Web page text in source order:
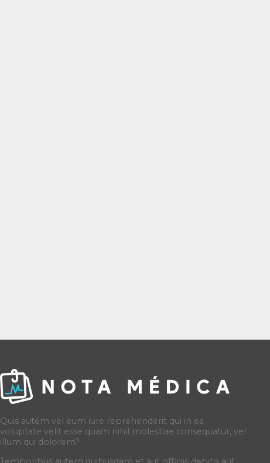
Quis autem vel eum iure reprehenderit qui in ea
voluptate velit esse quam nihil molestiae consequatur, vel
illum qui dolorem?